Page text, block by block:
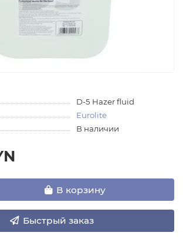
D-5 Hazer fluid
Eurolite
В наличии
В корзину
Быстрый заказ